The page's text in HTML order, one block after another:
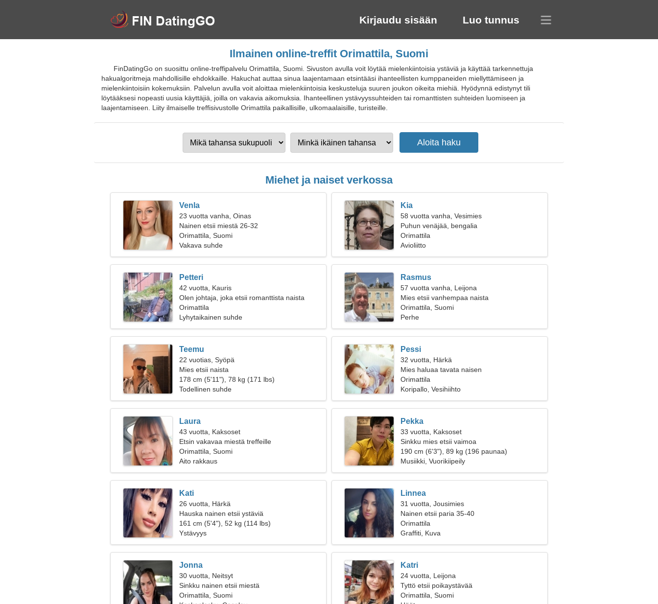
Kirjaudu sisään Luo tunnus
Ilmainen online-treffit Orimattila, Suomi
FinDatingGo on suosittu online-treffipalvelu Orimattila, Suomi. Sivuston avulla voit löytää mielenkiintoisia ystäviä ja käyttää tarkennettuja
hakualgoritmeja mahdollisille ehdokkaille. Hakuchat auttaa sinua laajentamaan etsintääsi ihanteellisten kumppaneiden miellyttämiseen ja
mielenkiintoisiin kokemuksiin. Palvelun avulla voit aloittaa mielenkiintoisia keskusteluja suuren joukon oikeita miehiä. Hyödynnä edistynyt tili
löytääksesi nopeasti uusia käyttäjiä, joilla on vakavia aikomuksia. Ihanteellinen ystävyyssuhteiden tai romanttisten suhteiden luomiseen ja
laajentamiseen. Liity ilmaiselle treffisivustolle Orimattila paikallisille, ulkomaalaisille, turisteille.
Miehet ja naiset verkossa
Venla
23 vuotta vanha, Oinas
Nainen etsii miestä 26-32
Orimattila, Suomi
Vakava suhde
Kia
58 vuotta vanha, Vesimies
Puhun venäjää, bengalia
Orimattila
Avioliitto
Petteri
42 vuotta, Kauris
Olen johtaja, joka etsii romanttista naista
Orimattila
Lyhytaikainen suhde
Rasmus
57 vuotta vanha, Leijona
Mies etsii vanhempaa naista
Orimattila, Suomi
Perhe
Teemu
22 vuotias, Syöpä
Mies etsii naista
178 cm (5'11"), 78 kg (171 lbs)
Todellinen suhde
Pessi
32 vuotta, Härkä
Mies haluaa tavata naisen
Orimattila
Koripallo, Vesihiihto
Laura
43 vuotta, Kaksoset
Etsin vakavaa miestä treffeille
Orimattila, Suomi
Aito rakkaus
Pekka
33 vuotta, Kaksoset
Sinkku mies etsii vaimoa
190 cm (6'3"), 89 kg (196 paunaa)
Musiikki, Vuorikiipeily
Kati
26 vuotta, Härkä
Hauska nainen etsii ystäviä
161 cm (5'4"), 52 kg (114 lbs)
Ystävyys
Linnea
31 vuotta, Jousimies
Nainen etsii paria 35-40
Orimattila
Graffiti, Kuva
Jonna
30 vuotta, Neitsyt
Sinkku nainen etsii miestä
Orimattila, Suomi
Katri
24 vuotta, Leijona
Tyttö etsii poikaystävää
Orimattila, Suomi